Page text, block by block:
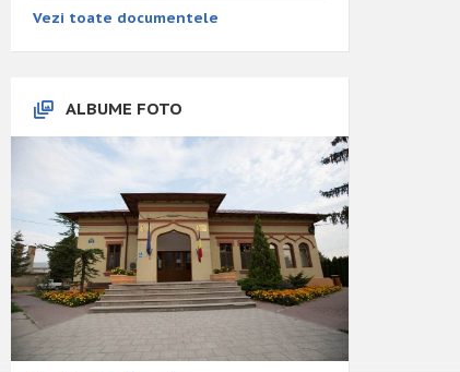
Vezi toate documentele
ALBUME FOTO